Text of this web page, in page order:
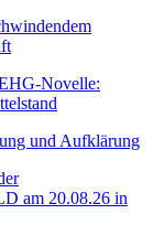
Novelle:
und Aufklärung
am 20.08.26 in